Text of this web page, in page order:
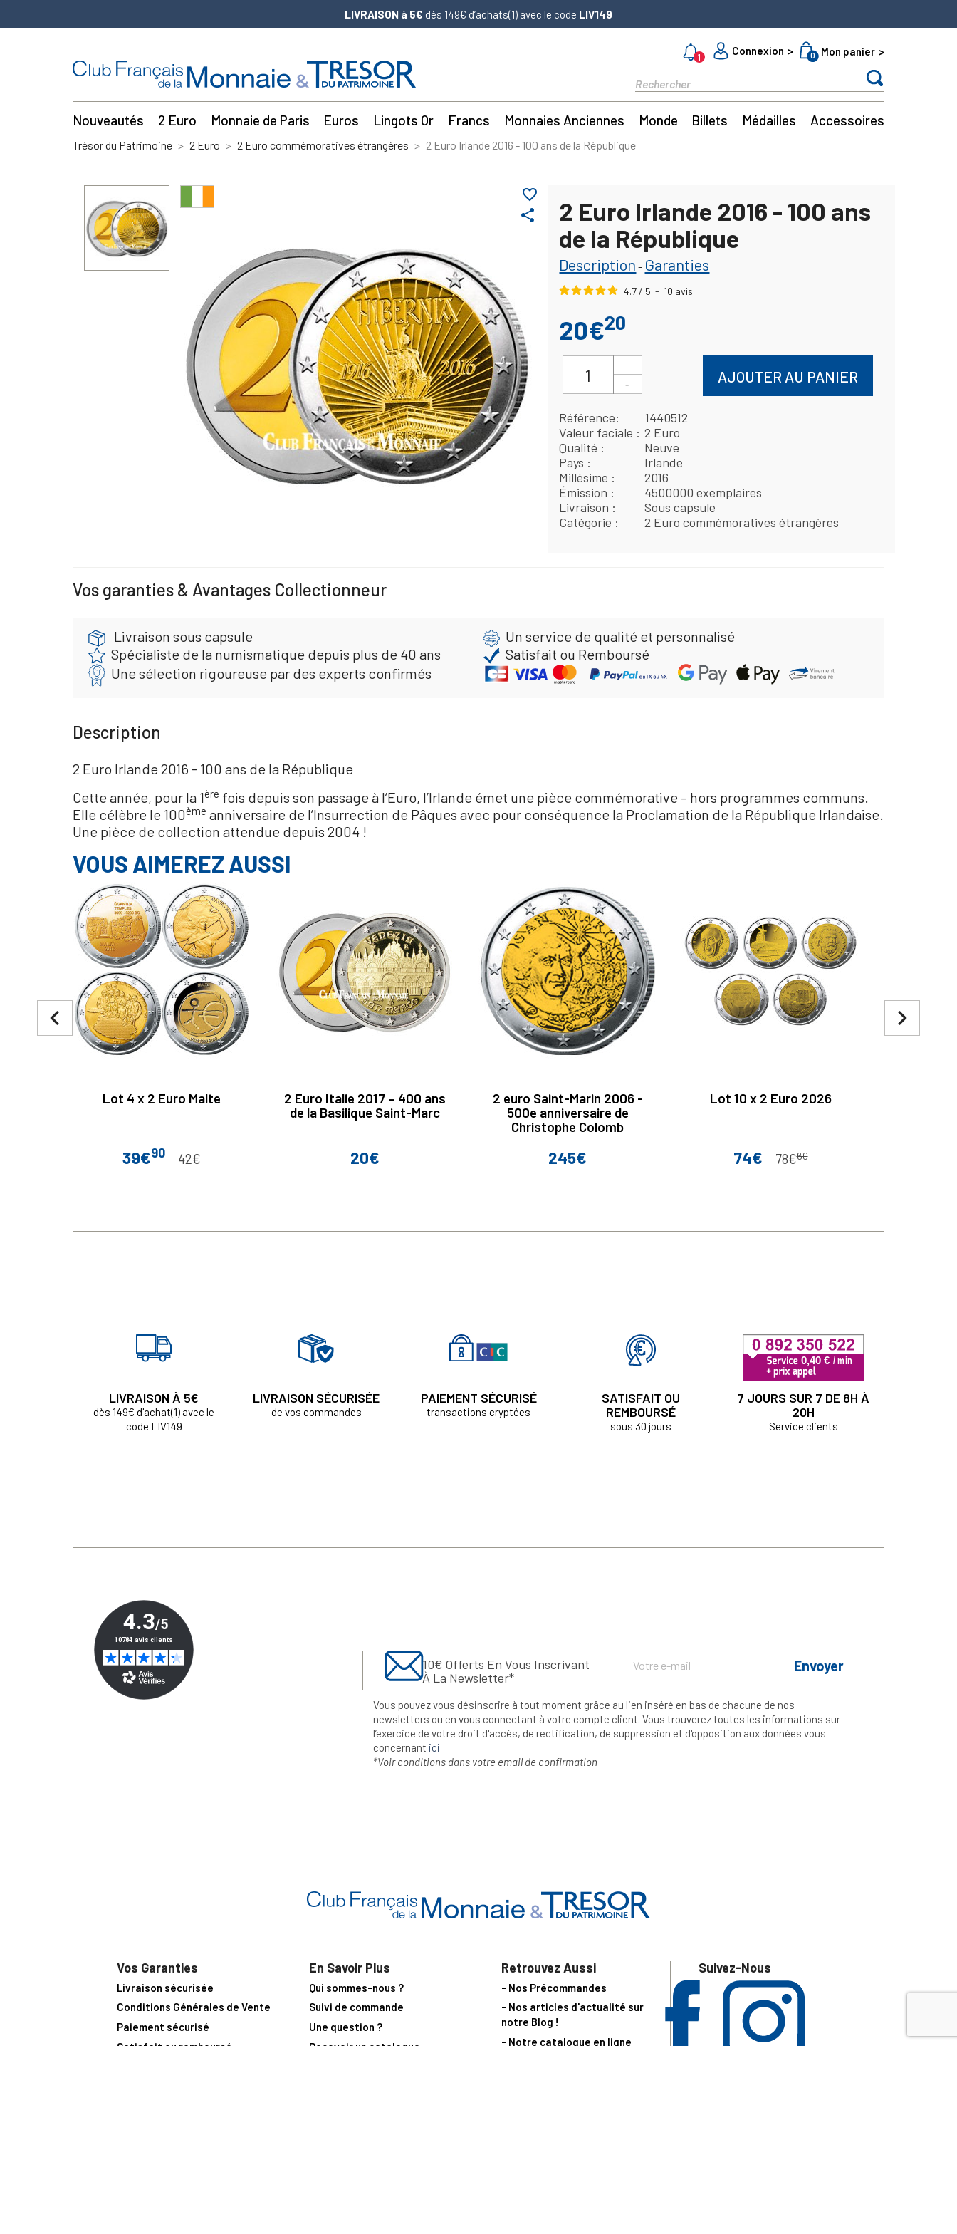
LIVRAISON à 5€ dès 149€ d’achats(1) avec le code LIV149
1
Connexion 0 Mon panier
Nouveautés 2 Euro Monnaie de Paris Euros Lingots Or Francs Monnaies Anciennes Monde Billets Médailles Accessoires
Trésor du Patrimoine 2 Euro 2 Euro commémoratives étrangères 2 Euro Irlande 2016 - 100 ans de la République
share
favorite_border
2 Euro Irlande 2016 - 100 ans
de la République
Description - Garanties
4.7 / 5 - 10 avis
20€20
AJOUTER AU PANIER
Référence
1440512
Valeur faciale
2 Euro
Qualité
Neuve
Pays
Irlande
Millésime
2016
Émission
4500000 exemplaires
Livraison
Sous capsule
Catégorie
2 Euro commémoratives étrangères
Vos garanties & Avantages Collectionneur
Livraison sous capsule
Un service de qualité et personnalisé
Spécialiste de la numismatique depuis plus de 40 ans
Satisfait ou Remboursé
Une sélection rigoureuse par des experts confirmés
Description
2 Euro Irlande 2016 - 100 ans de la République
Cette année, pour la 1ère fois depuis son passage à l’Euro, l’Irlande émet une pièce commémorative – hors programmes communs.
Elle célèbre le 100ème anniversaire de l’Insurrection de Pâques avec pour conséquence la Proclamation de la République Irlandaise.
Une pièce de collection attendue depuis 2004 !
VOUS AIMEREZ AUSSI
Lot 4 x 2 Euro Malte
Prix
39€90 Prix de base
42€
2 Euro Italie 2017 – 400 ans
de la Basilique Saint-Marc
Prix
20€
2 euro Saint-Marin 2006 -
500e anniversaire de
Christophe Colomb
Prix
245€
Lot 10 x 2 Euro 2026
Prix
74€ Prix de base
78€60
navigate_next
navigate_before
LIVRAISON À 5€
dès 149€ d'achat(1) avec le
code LIV149
LIVRAISON SÉCURISÉE
de vos commandes
PAIEMENT SÉCURISÉ
transactions cryptées
SATISFAIT OU
REMBOURSÉ
sous 30 jours
7 JOURS SUR 7 DE 8H À
20H
Service clients
10€ Offerts En Vous Inscrivant
À La Newsletter*
Envoyer
Vous pouvez vous désinscrire à tout moment grâce au lien inséré en bas de chacune de nos
newsletters ou en vous connectant à votre compte client. Vous trouverez toutes les informations sur
l’exercice de votre droit d'accès, de rectification, de suppression et d'opposition aux données vous
concernant ici
*Voir conditions dans votre email de confirmation
Vos Garanties
Livraison sécurisée
Conditions Générales de Vente
Paiement sécurisé
Satisfait ou remboursé
En Savoir Plus
Qui sommes-nous ?
Suivi de commande
Une question ?
Recevoir un catalogue
Retrouvez Aussi
- Nos Précommandes
- Nos articles d'actualité sur
notre Blog !
- Notre catalogue en ligne
Suivez-Nous